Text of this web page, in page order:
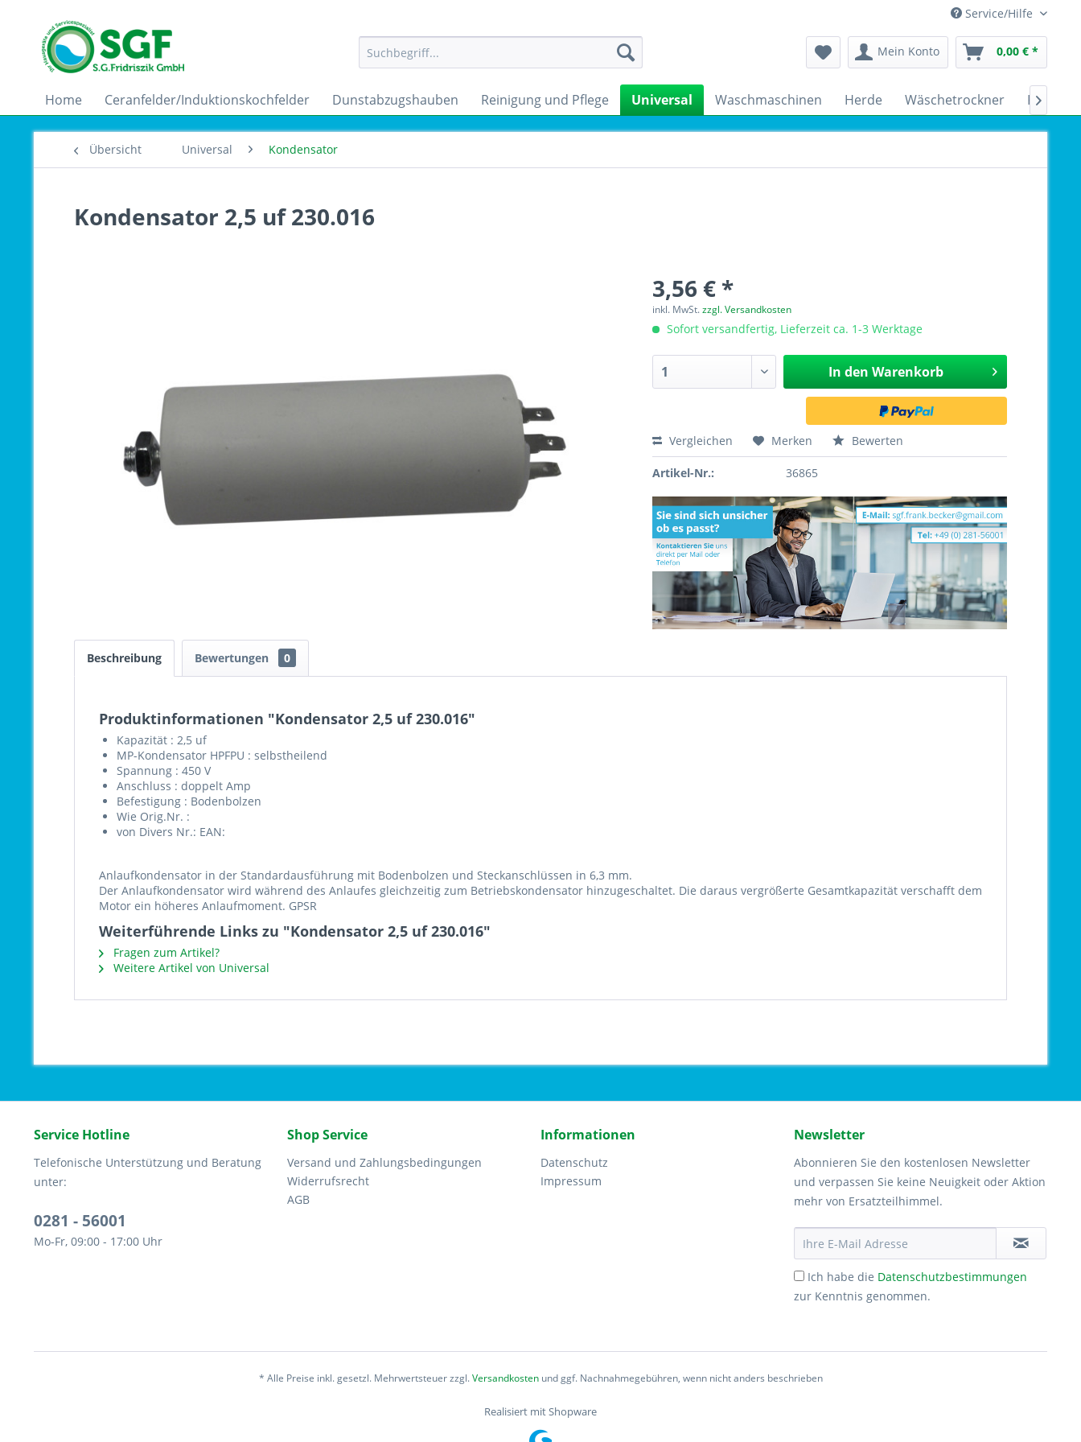
Service/Hilfe
Mein Konto 0,00 € *
Home Ceranfelder/Induktionskochfelder Dunstabzugshauben Reinigung und Pflege Universal Waschmaschinen Herde Wäschetrockner 
Übersicht Universal Kondensator
Kondensator 2,5 uf 230.016
3,56 € *
inkl. MwSt.zzgl. Versandkosten
Sofort versandfertig, Lieferzeit ca. 1-3 Werktage
In den Warenkorb
Vergleichen Merken Bewerten
Artikel-Nr.: 36865
Beschreibung Bewertungen 0
Produktinformationen "Kondensator 2,5 uf 230.016"
Kapazität : 2,5 uf
MP-Kondensator HPFPU : selbstheilend
Spannung : 450 V
Anschluss : doppelt Amp
Befestigung : Bodenbolzen
Wie Orig.Nr. :
von Divers Nr.: EAN:
Anlaufkondensator in der Standardausführung mit Bodenbolzen und Steckanschlüssen in 6,3 mm.
Der Anlaufkondensator wird während des Anlaufes gleichzeitig zum Betriebskondensator hinzugeschaltet. Die daraus vergrößerte Gesamtkapazität verschafft dem
Motor ein höheres Anlaufmoment. GPSR
Weiterführende Links zu "Kondensator 2,5 uf 230.016"
Fragen zum Artikel?
Weitere Artikel von Universal
Service Hotline
Telefonische Unterstützung und Beratung
unter:
0281 - 56001
Mo-Fr, 09:00 - 17:00 Uhr
Shop Service
Versand und Zahlungsbedingungen
Widerrufsrecht
AGB
Informationen
Datenschutz
Impressum
Newsletter
Abonnieren Sie den kostenlosen Newsletter
und verpassen Sie keine Neuigkeit oder Aktion
mehr von Ersatzteilhimmel.
Ich habe die Datenschutzbestimmungen
zur Kenntnis genommen.
* Alle Preise inkl. gesetzl. Mehrwertsteuer zzgl.Versandkostenund ggf. Nachnahmegebühren, wenn nicht anders beschrieben
Realisiert mit Shopware